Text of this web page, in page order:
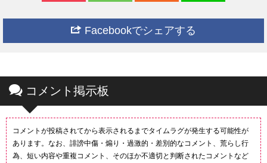
Facebookでシェアする
コメント掲示板
コメントが投稿されてから表示されるまでタイムラグが発生する可能性が
あります。なお、誹謗中傷・煽り・過激的・差別的なコメント、荒らし行
為、短い内容や重複コメント、そのほか不適切と判断されたコメントなど